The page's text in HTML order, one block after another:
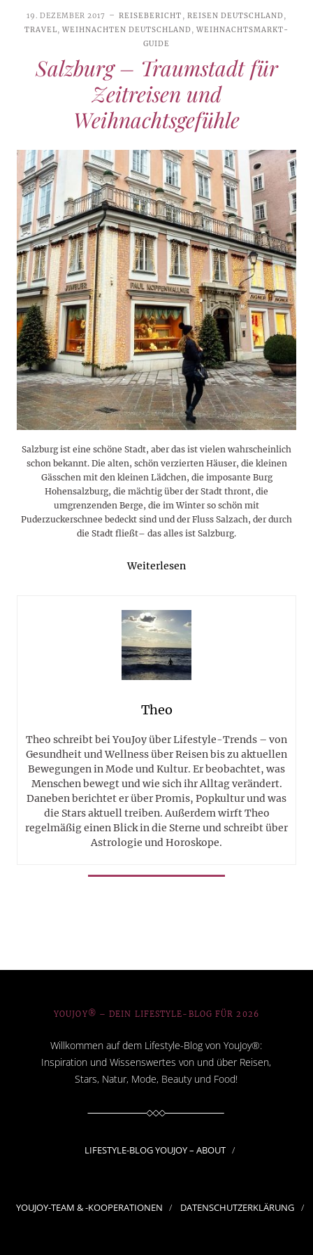
19. DEZEMBER 2017 REISEBERICHT , REISEN DEUTSCHLAND,
TRAVEL, WEIHNACHTEN DEUTSCHLAND,WEIHNACHTSMARKT-
GUIDE
Salzburg – Traumstadt für
Zeitreisen und
Weihnachtsgefühle
Salzburg ist eine schöne Stadt, aber das ist vielen wahrscheinlich
schon bekannt. Die alten, schön verzierten Häuser, die kleinen
Gässchen mit den kleinen Lädchen, die imposante Burg
Hohensalzburg, die mächtig über der Stadt thront, die
umgrenzenden Berge, die im Winter so schön mit
Puderzuckerschnee bedeckt sind und der Fluss Salzach, der durch
die Stadt fließt– das alles ist Salzburg.
Weiterlesen
Theo
Theo schreibt bei YouJoy über Lifestyle-Trends – von
Gesundheit und Wellness über Reisen bis zu aktuellen
Bewegungen in Mode und Kultur. Er beobachtet, was
Menschen bewegt und wie sich ihr Alltag verändert.
Daneben berichtet er über Promis, Popkultur und was
die Stars aktuell treiben. Außerdem wirft Theo
regelmäßig einen Blick in die Sterne und schreibt über
Astrologie und Horoskope.
YOUJOY® – DEIN LIFESTYLE-BLOG FÜR 2026
Willkommen auf dem Lifestyle-Blog von YouJoy®:
Inspiration und Wissenswertes von und über Reisen,
Stars, Natur, Mode, Beauty und Food!
LIFESTYLE-BLOG YOUJOY – ABOUT
YOUJOY-TEAM & -KOOPERATIONEN DATENSCHUTZERKLÄRUNG